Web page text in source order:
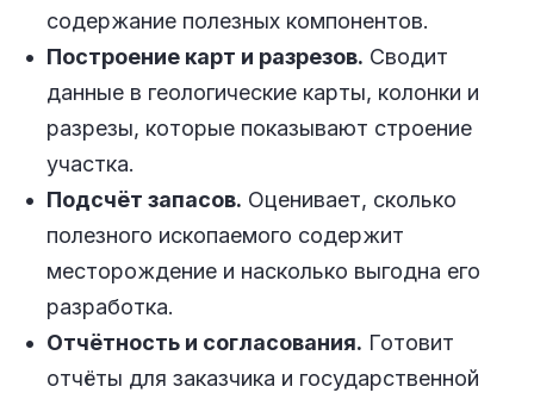
содержание полезных компонентов.
Построение карт и разрезов. Сводит
данные в геологические карты, колонки и
разрезы, которые показывают строение
участка.
Подсчёт запасов. Оценивает, сколько
полезного ископаемого содержит
месторождение и насколько выгодна его
разработка.
Отчётность и согласования. Готовит
отчёты для заказчика и государственной